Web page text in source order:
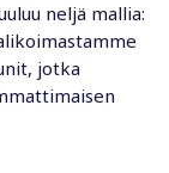
neljä mallia:
jotka